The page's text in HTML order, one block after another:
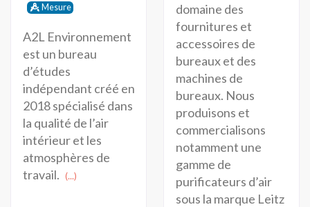
Mesure
A2L Environnement
est un bureau
d’études
indépendant créé en
2018 spécialisé dans
la qualité de l’air
intérieur et les
atmosphères de
travail. (...)
domaine des
fournitures et
accessoires de
bureaux et des
machines de
bureaux. Nous
produisons et
commercialisons
notamment une
gamme de
purificateurs d’air
sous la marque Leitz